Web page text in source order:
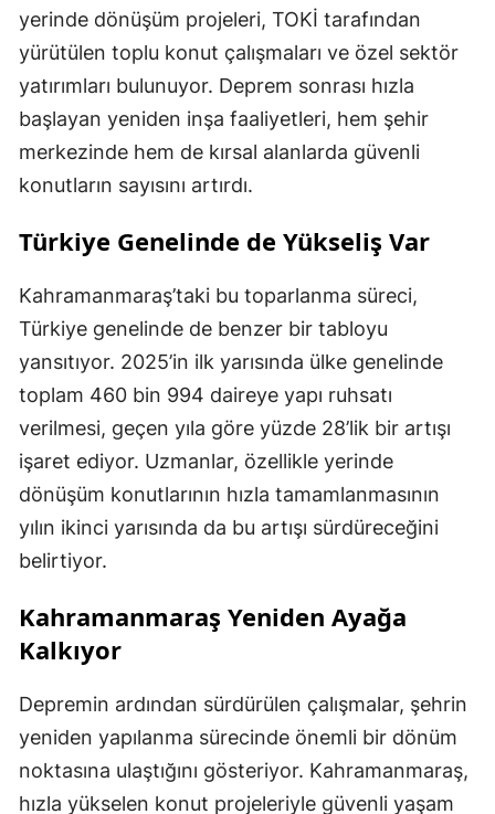
yerinde dönüşüm projeleri, TOKİ tarafından
yürütülen toplu konut çalışmaları ve özel sektör
yatırımları bulunuyor. Deprem sonrası hızla
başlayan yeniden inşa faaliyetleri, hem şehir
merkezinde hem de kırsal alanlarda güvenli
konutların sayısını artırdı.
Türkiye Genelinde de Yükseliş Var
Kahramanmaraş’taki bu toparlanma süreci,
Türkiye genelinde de benzer bir tabloyu
yansıtıyor. 2025’in ilk yarısında ülke genelinde
toplam 460 bin 994 daireye yapı ruhsatı
verilmesi, geçen yıla göre yüzde 28’lik bir artışı
işaret ediyor. Uzmanlar, özellikle yerinde
dönüşüm konutlarının hızla tamamlanmasının
yılın ikinci yarısında da bu artışı sürdüreceğini
belirtiyor.
Kahramanmaraş Yeniden Ayağa
Kalkıyor
Depremin ardından sürdürülen çalışmalar, şehrin
yeniden yapılanma sürecinde önemli bir dönüm
noktasına ulaştığını gösteriyor. Kahramanmaraş,
hızla yükselen konut projeleriyle güvenli yaşam